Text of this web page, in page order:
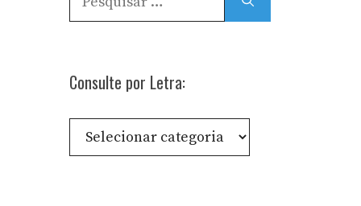
por:
Consulte por Letra:
Consulte